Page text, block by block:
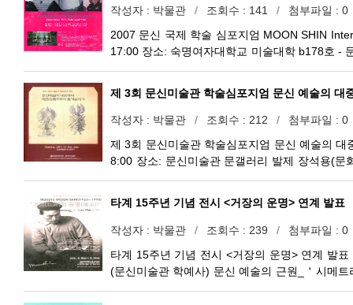
심종숙(문학평론가, 외국어대 미네르바 교양대
인식 전환이 필요하다 영화부문 / 육정학(영화
음악부문 / 정순영(음악평론가, 한국구제예술원
해 사례
작성자 박물관 조회수 141 첨부파일
0
2007 문신 국제 학술 심포지엄 MOON SHIN
17:00 장소: 숙명여자대학교 미술대학 b178호 -
박사)
제 3회 문신미술관 학술심포지엄 문신 예술의 대
작성자 박물관 조회수 212 첨부파일
0
제 3회 문신미술관 학술심포지엄 문신 예술의
8:00 장소: 문신미술관 문갤러리 발제 장석용(
상적 선험적 이미지의 재발견 질의 박용운(서
(한국화가, 홍익대 강사), 선종천(서양화가), 이근
타계 15주년 기념 전시 <거장의 운명> 연계 발표
작성자 박물관 조회수 239 첨부파일
0
타계 15주년 기념 전시 <거장의 운명> 연계 발
(문신미술관 학예사) 문신 예술의 근원_＇시메